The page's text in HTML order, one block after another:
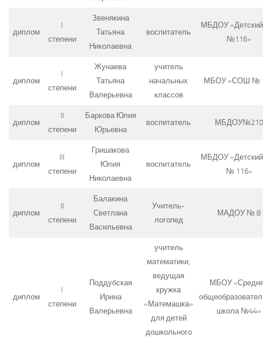
диплом
I
степени
Звенякина
Татьяна
Николаевна
воспитатель
МБДОУ
№116»
диплом
I
степени
Жунаева
Татьяна
Валерьевна
учитель
начальных
классов
МБОУ «СОШ №
диплом
II
степени
Баркова Юлия
Юрьевна
воспитатель МБДОУ№210
диплом
III
степени
Гришакова
Юлия
Николаевна
воспитатель
МБДОУ
№ 116»
диплом
II
степени
Балакина
Светлана
Васильевна
Учитель-
логопед
МАДОУ № 8
диплом
I
степени
Поддубская
Ирина
Валерьевна
учитель
математики,
ведущая
кружка
«Матемашка»
для детей
дошкольного
МБОУ
школа №44»